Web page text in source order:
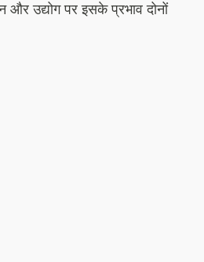
और उद्योग पर इसके प्रभाव दोनों